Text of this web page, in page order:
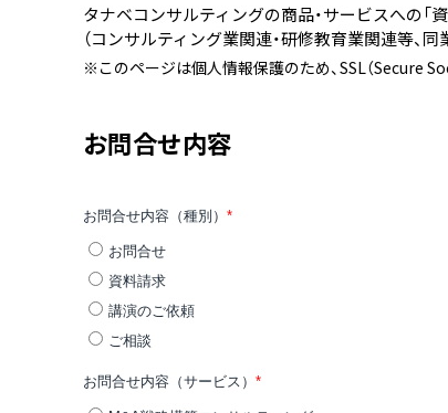
タナベコンサルティングの商品・サービスへの「
（コンサルティング業関連・研修教育業関連等、
※このページは個人情報保護のため、SSL（Secure
お問合せ内容